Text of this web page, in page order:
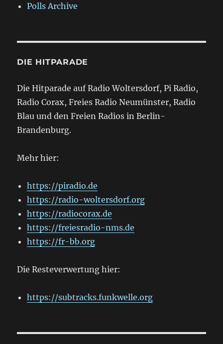
Polls Archive
DIE HITPARADE
Die Hitparade auf Radio Woltersdorf, Pi Radio,
Radio Corax, Freies Radio Neumünster, Radio
Blau und den Freien Radios in Berlin-
Brandenburg.
Mehr hier:
https://piradio.de
https://radio-woltersdorf.org
https://radiocorax.de
https://freiesradio-nms.de
https://fr-bb.org
Die Resteverwertung hier:
https://subtracks.funkwelle.org